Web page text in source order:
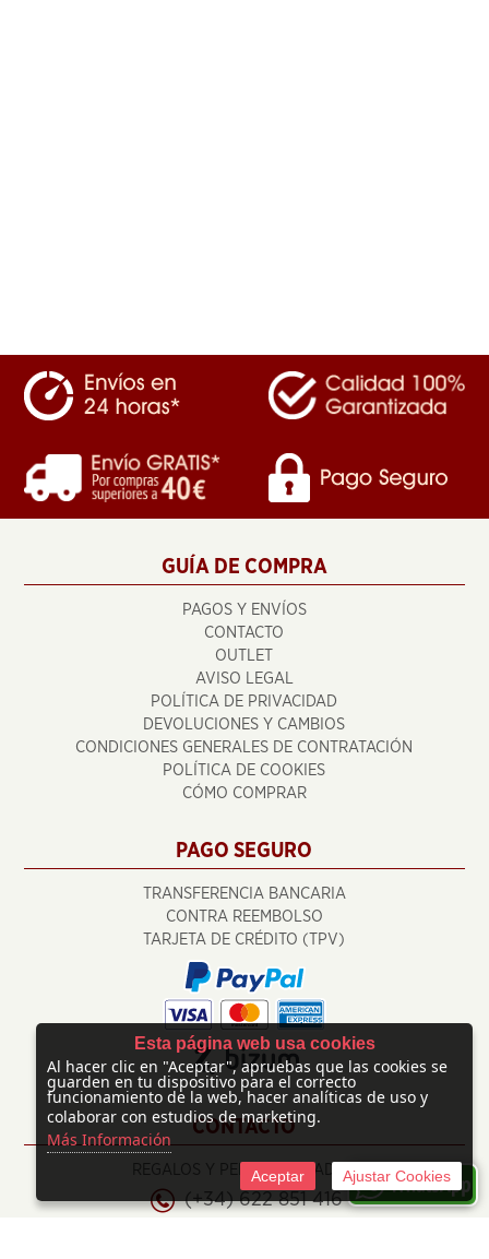
GUÍA DE COMPRA
PAGOS Y ENVÍOS
CONTACTO
OUTLET
AVISO LEGAL
POLÍTICA DE PRIVACIDAD
DEVOLUCIONES Y CAMBIOS
CONDICIONES GENERALES DE CONTRATACIÓN
POLÍTICA DE COOKIES
CÓMO COMPRAR
PAGO SEGURO
TRANSFERENCIA BANCARIA
CONTRA REEMBOLSO
TARJETA DE CRÉDITO (TPV)
CONTACTO
REGALOS Y PERSONALIZADOS
(+34) 622 851 416
Esta página web usa cookies
Al hacer clic en "Aceptar", apruebas que las cookies se
guarden en tu dispositivo para el correcto
funcionamiento de la web, hacer analíticas de uso y
colaborar con estudios de marketing.
Más Información
Aceptar Ajustar Cookies